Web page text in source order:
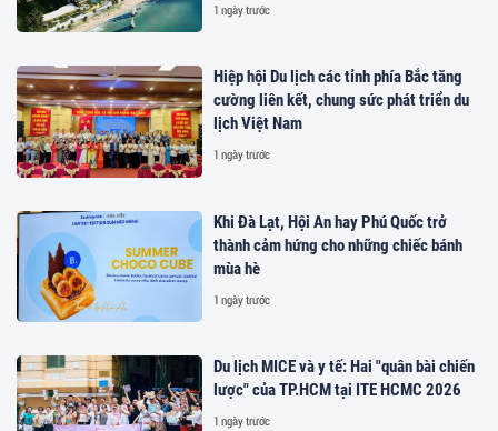
1 ngày trước
Hiệp hội Du lịch các tỉnh phía Bắc tăng
cường liên kết, chung sức phát triển du
lịch Việt Nam
1 ngày trước
Khi Đà Lạt, Hội An hay Phú Quốc trở
thành cảm hứng cho những chiếc bánh
mùa hè
1 ngày trước
Du lịch MICE và y tế: Hai "quân bài chiến
lược" của TP.HCM tại ITE HCMC 2026
1 ngày trước